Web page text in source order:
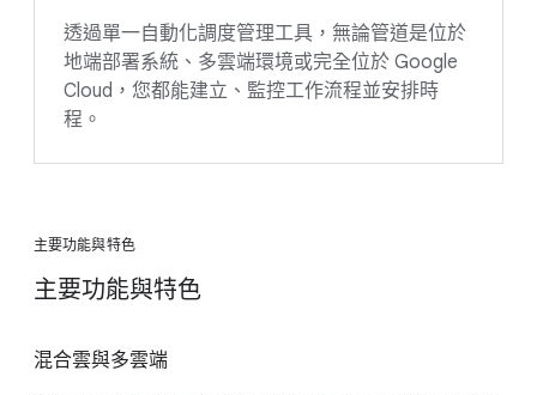
透過單一自動化調度管理工具，無論管道是位於
地端部署系統、多雲端環境或完全位於 Google
Cloud，您都能建立、監控工作流程並安排時
程。
主要功能與特色
主要功能與特色
混合雲與多雲端